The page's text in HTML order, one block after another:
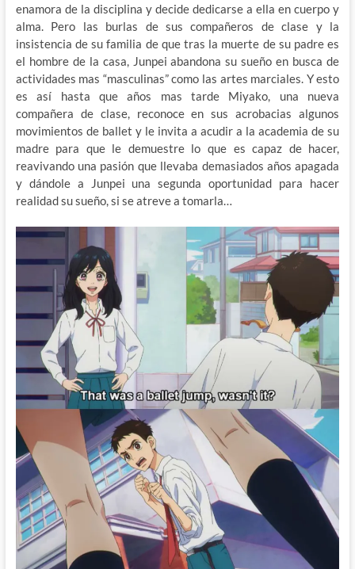
enamora de la disciplina y decide dedicarse a ella en cuerpo y
alma. Pero las burlas de sus compañeros de clase y la
insistencia de su familia de que tras la muerte de su padre es
el hombre de la casa, Junpei abandona su sueño en busca de
actividades mas “masculinas” como las artes marciales. Y esto
es así hasta que años mas tarde Miyako, una nueva
compañera de clase, reconoce en sus acrobacias algunos
movimientos de ballet y le invita a acudir a la academia de su
madre para que le demuestre lo que es capaz de hacer,
reavivando una pasión que llevaba demasiados años apagada
y dándole a Junpei una segunda oportunidad para hacer
realidad su sueño, si se atreve a tomarla…